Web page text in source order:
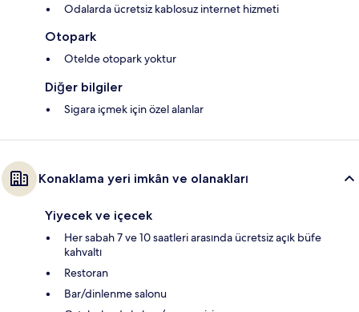
Odalarda ücretsiz kablosuz internet hizmeti
Otopark
Otelde otopark yoktur
Diğer bilgiler
Sigara içmek için özel alanlar
Konaklama yeri imkân ve olanakları
Yiyecek ve içecek
Her sabah 7 ve 10 saatleri arasında ücretsiz açık büfe
kahvaltı
Restoran
Bar/dinlenme salonu